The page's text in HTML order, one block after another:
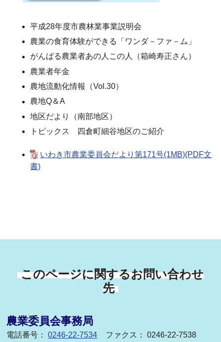
平成28年度市農林業事業説明会
農業の食育体験ができる「ワンダ－ファ－ム」
がんばる農業者あの人この人（箱崎寿正さん）
農業者年金
農地流動化情報（Vol.30）
農地Q＆A
地区だより（南部地区）
トピックス 四倉町細谷地区のご紹介
いわき市農業委員会だより第171号(1MB)(PDF文
書)
このページに関するお問い合わせ
先
農業委員会事務局
電話番号：0246-22-7534 ファクス： 0246-22-7538